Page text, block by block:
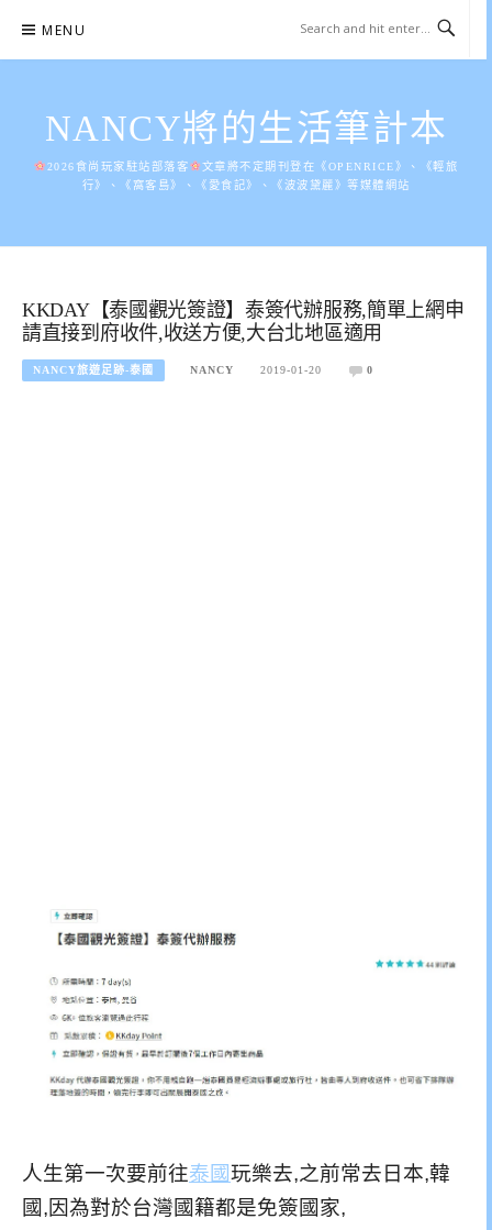
content
MENU
NANCY將的生活筆計本
2026食尚玩家駐站部落客
文章將不定期刊登在《OPENRICE》、《輕旅
行》、《窩客島》、《愛食記》、《波波黛麗》等媒體網站
KKDAY【泰國觀光簽證】泰簽代辦服務,簡單上網申
請直接到府收件,收送方便,大台北地區適用
NANCY旅遊足跡-泰國 NANCY 2019-01-20 0
人生第一次要前往泰國玩樂去,之前常去日本,韓
國,因為對於台灣國籍都是免簽國家,